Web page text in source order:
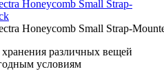
различных вещей
условиям